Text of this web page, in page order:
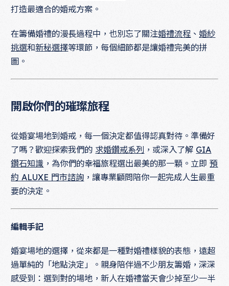
打造最適合的婚戒方案。
在籌備婚禮的漫長過程中，也別忘了關注婚禮流程 、婚紗
挑選和新秘選擇等環節，每個細節都是讓婚禮完美的拼
圖。
開啟你們的璀璨旅程
從婚宴場地到婚戒，每一個決定都值得認真對待。準備好
了嗎？歡迎探索我們的 求婚鑽戒系列 ，或深入了解 GIA
鑽石知識 ，為你們的幸福旅程選出最美的那一顆。立即預
約 ALUXE 門市諮詢 ，讓專業顧問陪你一起完成人生最重
要的決定。
編輯手記
婚宴場地的選擇，從來都是一種對婚禮樣貌的表態，遠超
過單純的「地點決定」。親身陪伴過不少朋友籌婚，深深
感受到：選到對的場地，新人在婚禮當天會少掉至少一半